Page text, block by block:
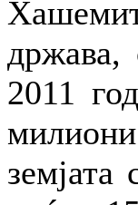
држава,
2011